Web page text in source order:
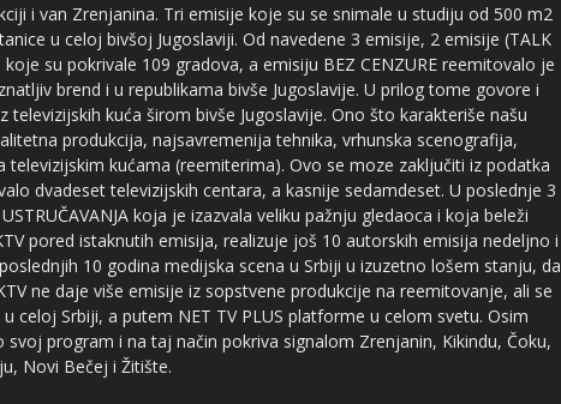
i van Zrenjanina. Tri emisije koje su se snimale u studiju od 500 m2
u celoj bivšoj Jugoslaviji. Od navedene 3 emisije, 2 emisije (TALK
su pokrivale 109 gradova, a emisiju BEZ CENZURE reemitovalo je
brend i u republikama bivše Jugoslavije. U prilog tome govore i
kuća širom bivše Jugoslavije. Ono što karakteriše našu
produkcija, najsavremenija tehnika, vrhunska scenografija,
kućama (reemiterima). Ovo se moze zaključiti iz podatka
dvadeset televizijskih centara, a kasnije sedamdeset. U poslednje 3
koja je izazvala veliku pažnju gledaoca i koja beleži
pored istaknutih emisija, realizuje još 10 autorskih emisija nedeljno i
10 godina medijska scena u Srbiji u izuzetno lošem stanju, da
ne daje više emisije iz sopstvene produkcije na reemitovanje, ali se
celoj Srbiji, a putem NET TV PLUS platforme u celom svetu. Osim
program i na taj način pokriva signalom Zrenjanin, Kikindu, Čoku,
Novi Bečej i Žitište.